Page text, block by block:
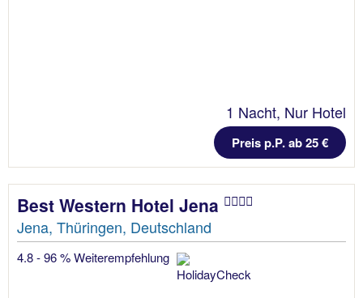
1 Nacht, Nur Hotel
Preis p.P. ab 25 €
Best Western Hotel Jena
Jena, Thüringen, Deutschland
4.8 - 96 % Weiterempfehlung